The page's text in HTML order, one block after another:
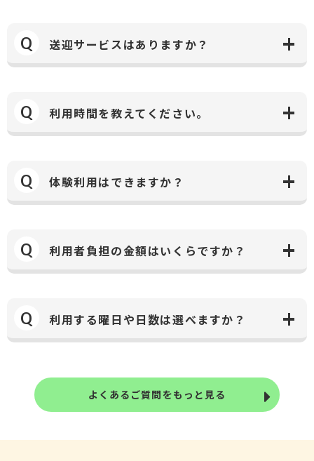
Q 送迎サービスはありますか？
Q 利用時間を教えてください。
Q 体験利用はできますか？
Q 利用者負担の金額はいくらですか？
Q 利用する曜日や日数は選べますか？
よくあるご質問をもっと見る